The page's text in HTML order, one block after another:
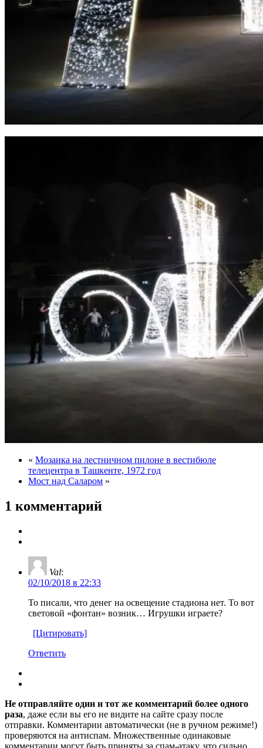
« Мозаика на лестничном пилоне в вестибюле
телецентра в Ташкенте, 1972 год
Мост над Саларом »
1 комментарий
Val:
02/10/2018 в 22:33
То писали, что денег на освещение стадиона нет. То вот
световой «фонтан» возник… Игрушки играете?
[Цитировать]
Ответить
Не отправляйте один и тот же комментарий более одного
раза, даже если вы его не видите на сайте сразу после
отправки. Комментарии автоматически (не в ручном режиме!)
проверяются на антиспам. Множественные одинаковые
комментарии могут быть приняты за спам-атаку, что сильно